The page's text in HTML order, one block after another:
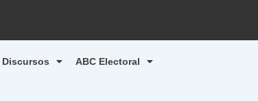
Discursos ABC Electoral